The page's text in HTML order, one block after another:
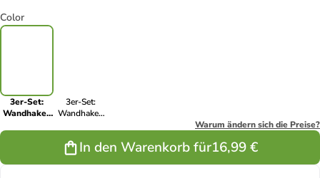
Color
3er-Set:
Wandhaken
3er-Set:
Wandhaken
(B)8 x (H)18 x
(T)7 cm
Warum ändern sich die Preise?
In den Warenkorb für16,99 €